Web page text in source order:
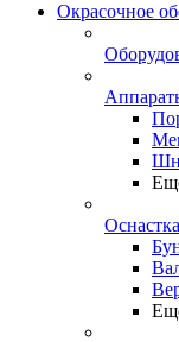
Окрасочное